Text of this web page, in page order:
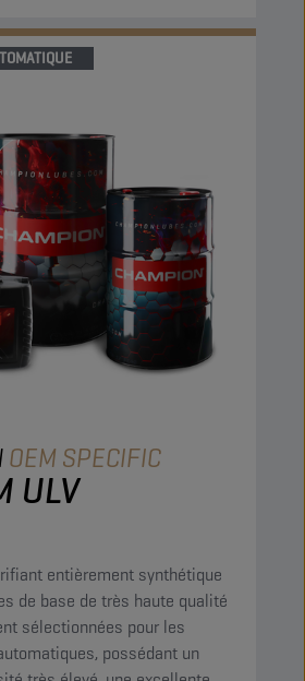
OEM SPECIFIC
ULV
entièrement synthétique
de base de très haute qualité
sélectionnées pour les
possédant un